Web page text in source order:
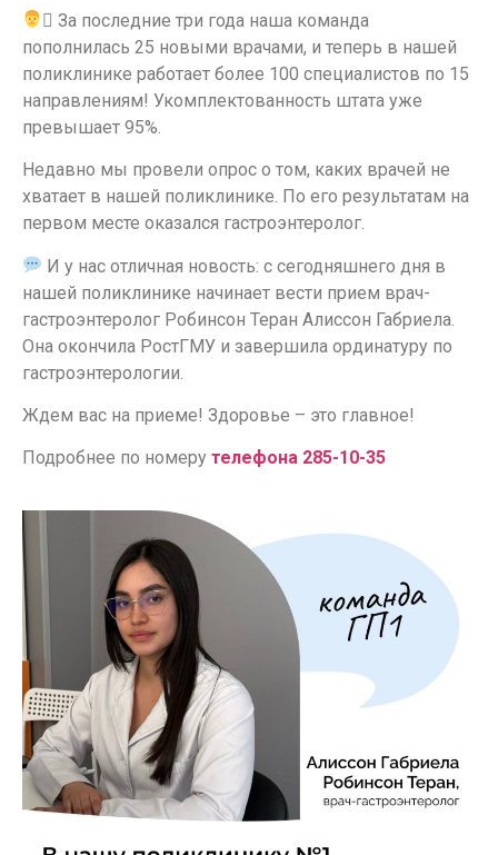
‍⚕ За последние три года наша команда
пополнилась 25 новыми врачами, и теперь в нашей
поликлинике работает более 100 специалистов по 15
направлениям! Укомплектованность штата уже
превышает 95%.
Недавно мы провели опрос о том, каких врачей не
хватает в нашей поликлинике. По его результатам на
первом месте оказался гастроэнтеролог.
И у нас отличная новость: с сегодняшнего дня в
нашей поликлинике начинает вести прием врач-
гастроэнтеролог Робинсон Теран Алиссон Габриела.
Она окончила РостГМУ и завершила ординатуру по
гастроэнтерологии.
Ждем вас на приеме! Здоровье – это главное!
Подробнее по номеру телефона 285-10-35